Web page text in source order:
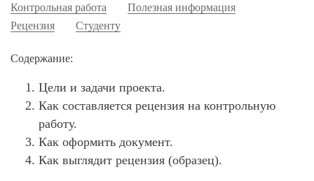
Контрольная работа
Полезная информация
Рецензия
Студенту
Содержание:
Цели и задачи проекта.
Как составляется рецензия на контрольную
работу.
Как оформить документ.
Как выглядит рецензия (образец).